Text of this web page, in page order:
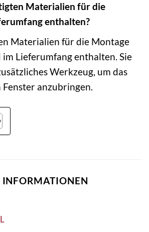
Materialien für die
enthalten?
Materialien für die Montage
im Lieferumfang enthalten. Sie
Werkzeug, um das
Fenster anzubringen.